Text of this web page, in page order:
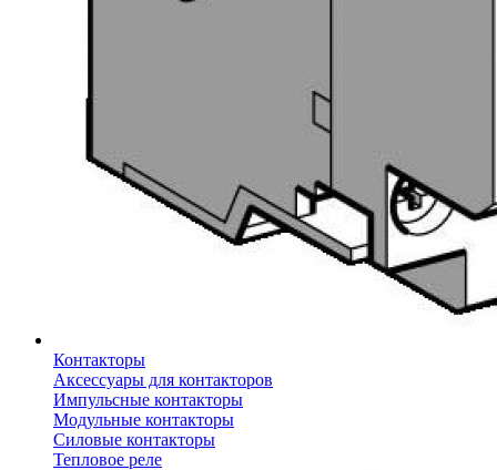
Контакторы
Аксессуары для контакторов
Импульсные контакторы
Модульные контакторы
Силовые контакторы
Тепловое реле